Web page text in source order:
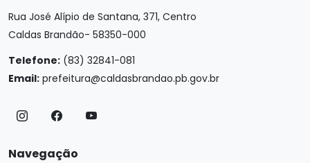
Rua José Alípio de Santana, 371, Centro
Caldas Brandão- 58350-000
Telefone: (83) 32841-081
Email: prefeitura@caldasbrandao.pb.gov.br
Navegação